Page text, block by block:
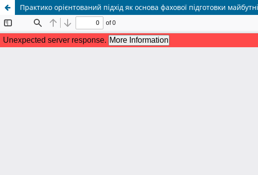
Практико орієнтований підхід як основа фахової підготовки